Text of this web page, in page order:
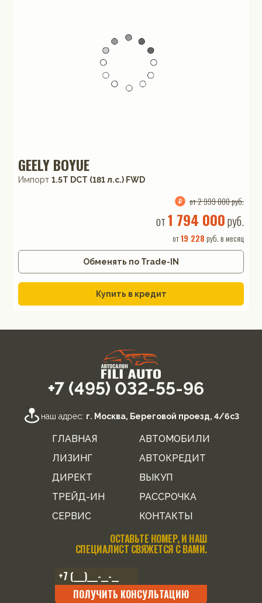
GEELY BOYUE
Импорт 1.5T DCT (181 л.с.) FWD
от 2 999 000 руб.
от1 794 000руб.
от19 228 руб. в месяц
Обменять по Trade-IN
Купить в кредит
+7 (495) 032-55-96
наш адрес: г. Москва, Береговой проезд, 4/6с3
ГЛАВНАЯ
АВТОМОБИЛИ
ЛИЗИНГ
АВТОКРЕДИТ
ДИРЕКТ
ВЫКУП
ТРЕЙД-ИН
РАССРОЧКА
СЕРВИС
КОНТАКТЫ
ОСТАВЬТЕ НОМЕР, И НАШ
СПЕЦИАЛИСТ СВЯЖЕТСЯ С ВАМИ.
ПОЛУЧИТЬ КОНСУЛЬТАЦИЮ